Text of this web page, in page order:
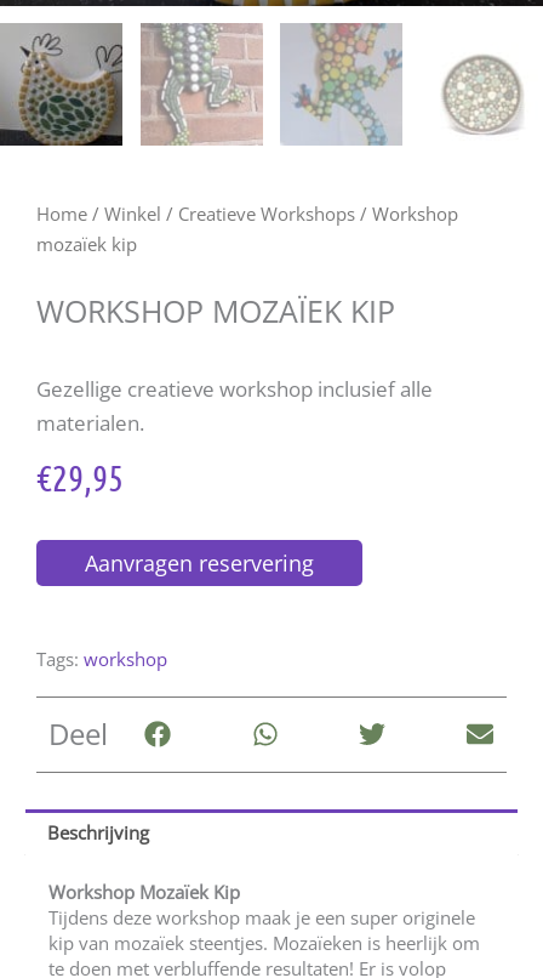
Home / Winkel / Creatieve Workshops / Workshop
mozaïek kip
WORKSHOP MOZAÏEK KIP
Gezellige creatieve workshop inclusief alle
materialen.
€29,95
Aanvragen reservering
Tags: workshop
Deel
Beschrijving
Workshop Mozaïek Kip
Tijdens deze workshop maak je een super originele
kip van mozaïek steentjes. Mozaïeken is heerlijk om
te doen met verbluffende resultaten! Er is volop